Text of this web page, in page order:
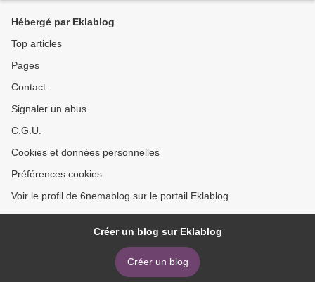
Hébergé par Eklablog
Top articles
Pages
Contact
Signaler un abus
C.G.U.
Cookies et données personnelles
Préférences cookies
Voir le profil de 6nemablog sur le portail Eklablog
Créer un blog sur Eklablog
Créer un blog